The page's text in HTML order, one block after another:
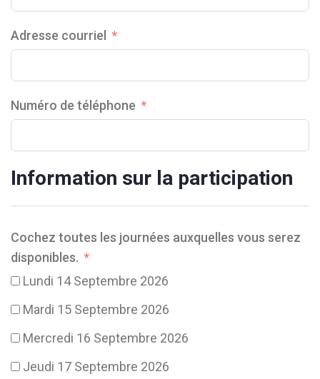
Adresse courriel
Numéro de téléphone
Information sur la participation
Cochez toutes les journées auxquelles vous serez
disponibles.
Lundi 14 Septembre 2026
Mardi 15 Septembre 2026
Mercredi 16 Septembre 2026
Jeudi 17 Septembre 2026